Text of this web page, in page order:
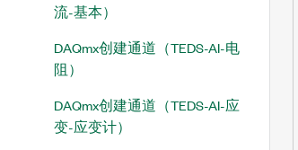
流-基本）
DAQmx创建通道（TEDS-AI-电
阻）
DAQmx创建通道（TEDS-AI-应
变-应变计）